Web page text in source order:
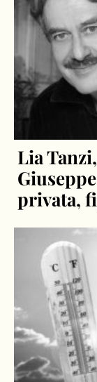
Lia
privata,